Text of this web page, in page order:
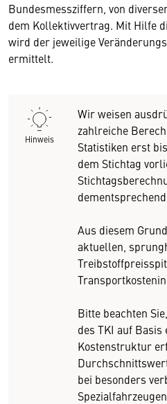
Bundesmessziffern, von
dem Kollektivvertrag. Mit Hilfe
wird der jeweilige
ermittelt.
Hinweis
Wir weisen
zahlreiche
Statistiken erst
dem Stichtag
Aus diesem
aktuellen,
Bitte beachten
des TKI auf
Kostenstruktur
bei besonders